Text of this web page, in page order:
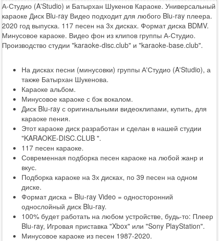
А-Студио (A'Studio) и Батырхан Шукенов Караоке. Универсальный
караоке Диск Blu-ray Видео подходит для любого Blu-ray плеера.
2020 год выпуска. 117 песен на 3х дисках. Формат диска BDMV.
Минусовое караоке. Видео фон из клипов группы А-Студио.
Производство студии "karaoke-disc.club" и "karaoke-base.club".
На дисках песни (минусовки) группы А'Студио (A'Studio), а
также Батырхан Шукенова.
Караоке альбом.
Минусовое караоке с бэк вокалом.
Диск Blu-ray с оригинальными видеоклипами, купить, для
караоке пения.
Этот караоке диск разработан и сделан в нашей студии
"KARAOKE-DISC.CLUB ".
117 песен караоке.
Современная подборка песен караоке на любой жанр и
вкус.
Подборка караоке на 3х дисках, по 39 песен на одном
диске.
Формат диска = Blu-ray Video = односторонний
однослойный диск Blu-ray.
100% будет работать на любом устройстве, будь-то: Плеер
Blu-ray, Игровая приставка "Xbox" или "Sony PlayStation".
Минусовое караоке из песен 1987-2020.